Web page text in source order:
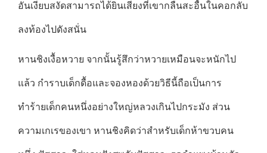
อันเงียบสงัดสามารถได้ยินเสียงที่เขากลืนสะอื้นในคอกลับ
ลงท้องไปดังสนั่น
หานชิงเงื้อหวาย จากนั้นรู้สึกว่าหวายเหมือนจะหนักไป
แล้ว กำราบเด็กดื้อและจองหองด้วยวิธีนี้ถือเป็นการ
ทำร้ายเด็กคนหนึ่งอย่างใหญ่หลวงเกินไปกระมัง ส่วน
ความเกเรของเขา หานชิงคิดว่าสำหรับเด็กห้าขวบคน